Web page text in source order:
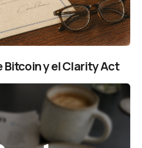
Bitcoin y el Clarity Act